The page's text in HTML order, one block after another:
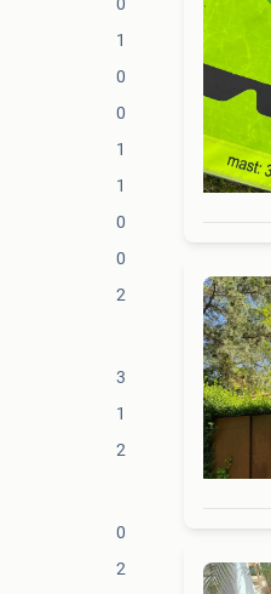
1
0
0
1
1
0
0
2
3
1
2
0
2